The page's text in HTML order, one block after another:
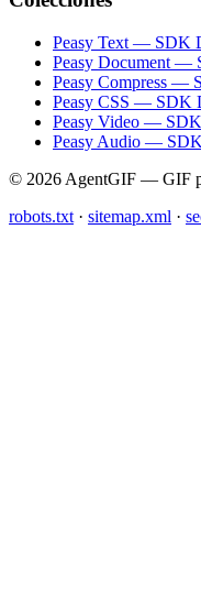
Peasy Text — SDK
Peasy Document —
Peasy Compress —
Peasy CSS — SDK
Peasy Video —
Peasy Audio —
© 2026 AgentGIF — GIF
robots.txt · sitemap.xml ·